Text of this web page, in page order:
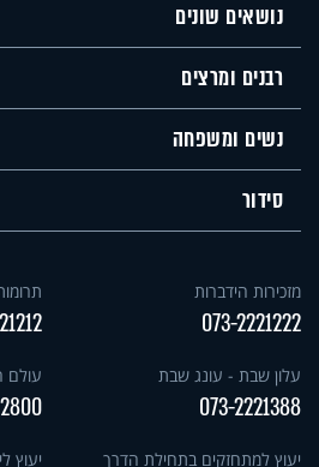
נושאים שונים
רבנים ומרצים
נשים ומשפחה
סידור
מזכירות הידברות
073-2221222
עלון שבת - עונג שבת
073-2221388
עולם
יעוץ למתחזקים בתחילת הדרך
יעוץ